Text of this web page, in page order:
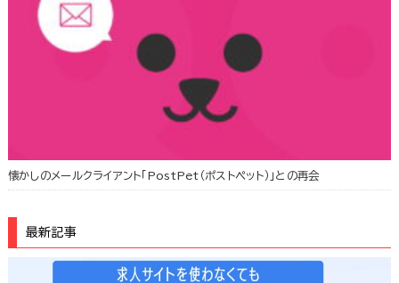
懐かしのメールクライアント「PostPet（ポストペット）」との再会
最新記事